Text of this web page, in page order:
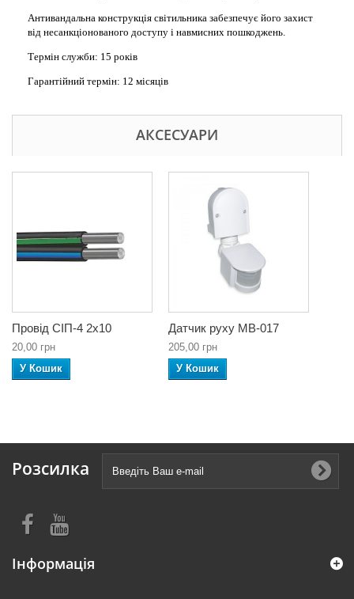
Антивандальна конструкція світильника забезпечує його захист
від несанкціонованого доступу і навмисних пошкоджень.
Термін служби: 15 років
Гарантійний термін: 12 місяців
АКСЕСУАРИ
Провід СІП-4 2х10
20,00 грн
У Кошик
Датчик руху МВ-017
205,00 грн
У Кошик
Розсилка
Інформація